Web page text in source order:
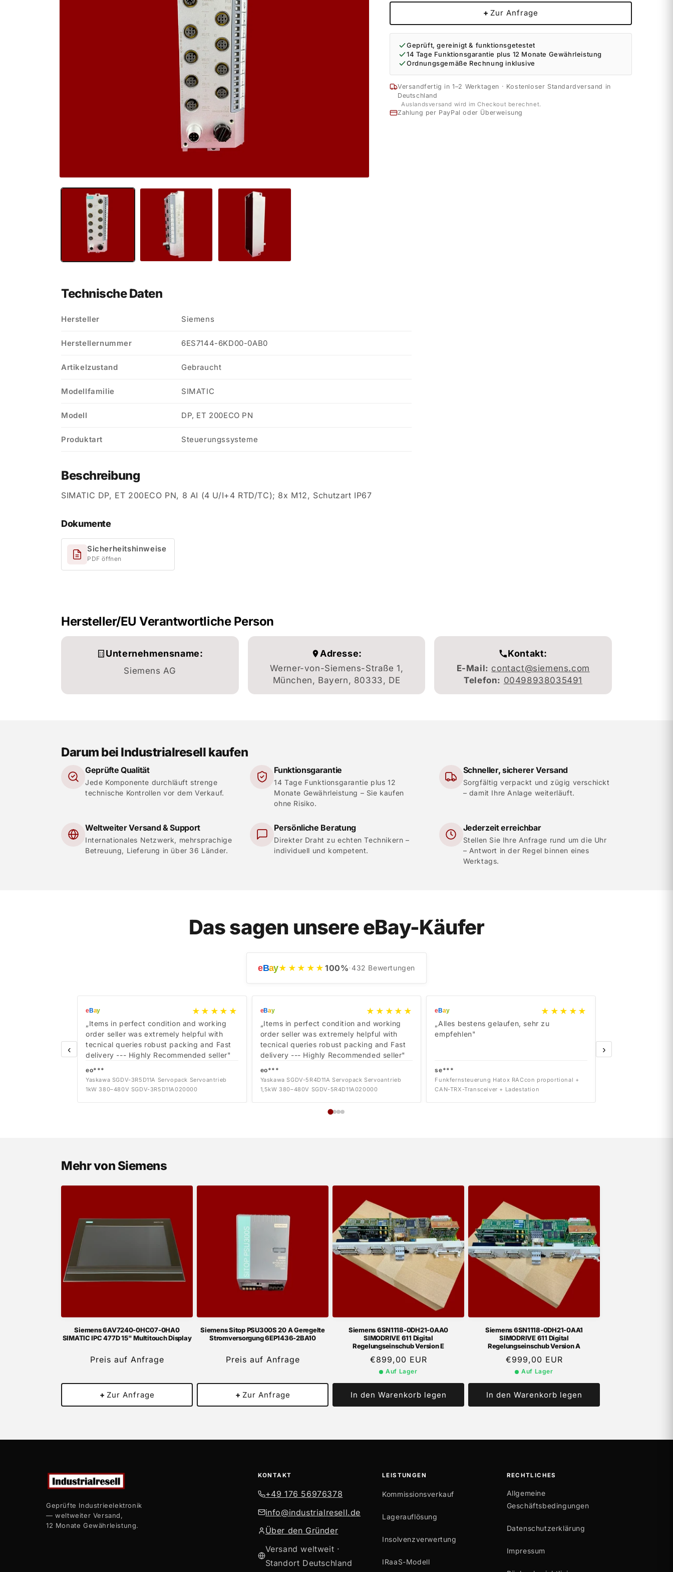
+ Zur Anfrage
Geprüft, gereinigt & funktionsgetestet
14 Tage Funktionsgarantie plus 12 Monate Gewährleistung
Ordnungsgemäße Rechnung inklusive
Versandfertig in 1–2 Werktagen · Kostenloser Standardversand in
Deutschland
Auslandsversand wird im Checkout berechnet.
Zahlung per PayPal oder Überweisung
Technische Daten
Hersteller Siemens
Herstellernummer 6ES7144-6KD00-0AB0
Artikelzustand Gebraucht
Modellfamilie SIMATIC
Modell DP, ET 200ECO PN
Produktart Steuerungssysteme
Beschreibung
SIMATIC DP, ET 200ECO PN, 8 AI (4 U/I+4 RTD/TC); 8x M12, Schutzart IP67
Dokumente
Sicherheitshinweise
PDF öffnen
Hersteller/EU Verantwortliche Person
Unternehmensname:
Siemens AG
Adresse:
Werner-von-Siemens-Straße 1,
München, Bayern, 80333, DE
Kontakt:
E-Mail: contact@siemens.com
Telefon: 00498938035491
Darum bei Industrialresell kaufen
Geprüfte Qualität
Jede Komponente durchläuft strenge
technische Kontrollen vor dem Verkauf.
Funktionsgarantie
14 Tage Funktionsgarantie plus 12
Monate Gewährleistung – Sie kaufen
ohne Risiko.
Schneller, sicherer Versand
Sorgfältig verpackt und zügig verschickt
– damit Ihre Anlage weiterläuft.
Weltweiter Versand & Support
Internationales Netzwerk, mehrsprachige
Betreuung, Lieferung in über 36 Länder.
Persönliche Beratung
Direkter Draht zu echten Technikern –
individuell und kompetent.
Jederzeit erreichbar
Stellen Sie Ihre Anfrage rund um die Uhr
– Antwort in der Regel binnen eines
Werktags.
Das sagen unsere eBay-Käufer
eBay★★★★★ 100%· 432 Bewertungen
‹
eBay ★★★★★
„Items in perfect condition and working
order seller was extremely helpful with
tecnical queries robust packing and Fast
delivery --- Highly Recommended seller"
eo***
Yaskawa SGDV-3R5D11A Servopack Servoantrieb
1kW 380–480V SGDV-3R5D11A020000
eBay ★★★★★
„Items in perfect condition and working
order seller was extremely helpful with
tecnical queries robust packing and Fast
delivery --- Highly Recommended seller"
eo***
Yaskawa SGDV-5R4D11A Servopack Servoantrieb
1,5kW 380–480V SGDV-5R4D11A020000
eBay ★★★★★
„Alles bestens gelaufen, sehr zu
empfehlen"
se***
Funkfernsteuerung Hatox RACcon proportional +
CAN-TRX-Transceiver + Ladestation
›
Mehr von Siemens
Siemens 6AV7240-0HC07-0HA0
SIMATIC IPC 477D 15" Multitouch Display
Preis auf Anfrage
+ Zur Anfrage
Siemens Sitop PSU300S 20 A Geregelte
Stromversorgung 6EP1436-2BA10
Preis auf Anfrage
+ Zur Anfrage
Siemens 6SN1118-0DH21-0AA0
SIMODRIVE 611 Digital
Regelungseinschub Version E
Normaler
Preis
€899,00 EUR
Auf Lager
In den Warenkorb legen
Siemens 6SN1118-0DH21-0AA1
SIMODRIVE 611 Digital
Regelungseinschub Version A
Normaler
Preis
€999,00 EUR
Auf Lager
In den Warenkorb legen
Geprüfte Industrieelektronik
— weltweiter Versand,
12 Monate Gewährleistung.
KONTAKT
+49 176 56976378
info@industrialresell.de
Über den Gründer
Versand weltweit ·
Standort Deutschland
LEISTUNGEN
Kommissionsverkauf
Lagerauflösung
Insolvenzverwertung
IRaaS-Modell
RECHTLICHES
Allgemeine
Geschäftsbedingungen
Datenschutzerklärung
Impressum